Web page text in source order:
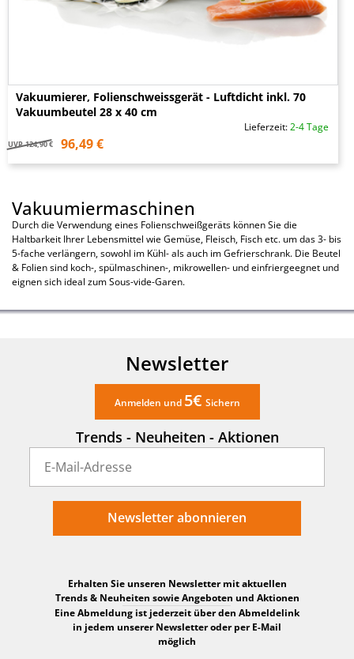
Vakuumierer, Folienschweissgerät - Luftdicht inkl. 70
Vakuumbeutel 28 x 40 cm
Lieferzeit:2-4 Tage
UVP 124,90 € 96,49 €
Vakuumiermaschinen
Durch die Verwendung eines Folienschweißgeräts können Sie die
Haltbarkeit Ihrer Lebensmittel wie Gemüse, Fleisch, Fisch etc. um das 3- bis
5-fache verlängern, sowohl im Kühl- als auch im Gefrierschrank. Die Beutel
& Folien sind koch-, spülmaschinen-, mikrowellen- und einfriergeegnet und
eignen sich ideal zum Sous-vide-Garen.
Newsletter
Anmelden und 5€ Sichern
Trends - Neuheiten - Aktionen
Newsletter abonnieren
Erhalten Sie unseren Newsletter mit aktuellen
Trends & Neuheiten sowie Angeboten und Aktionen
Eine Abmeldung ist jederzeit über den Abmeldelink
in jedem unserer Newsletter oder per E-Mail
möglich